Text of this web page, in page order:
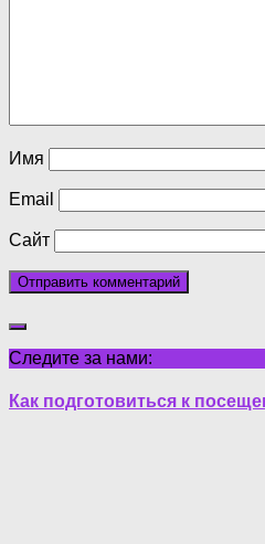
Имя
Email
Сайт
Следите за нами:
Как подготовиться к